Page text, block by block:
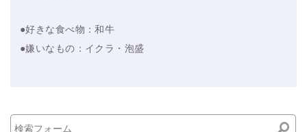
●好きな食べ物：和牛
●嫌いなもの：イクラ・泡盛